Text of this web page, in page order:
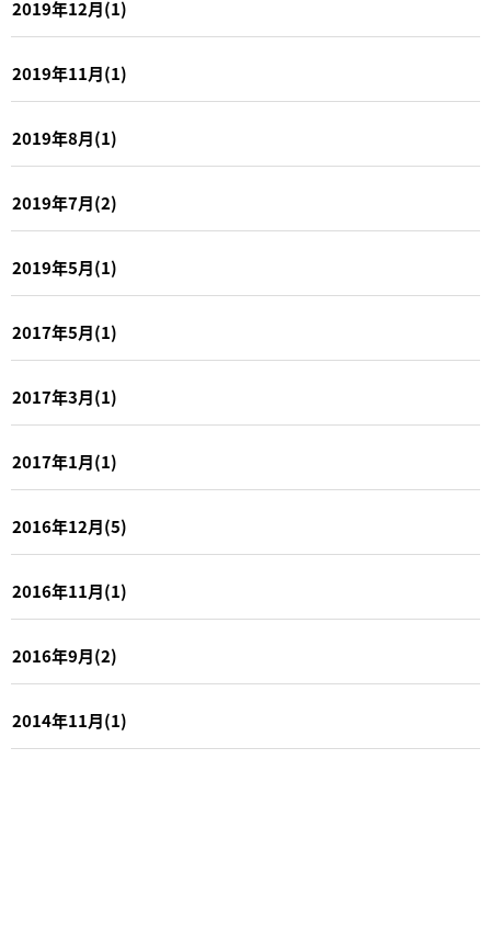
2019年12月(1)
2019年11月(1)
2019年8月(1)
2019年7月(2)
2019年5月(1)
2017年5月(1)
2017年3月(1)
2017年1月(1)
2016年12月(5)
2016年11月(1)
2016年9月(2)
2014年11月(1)